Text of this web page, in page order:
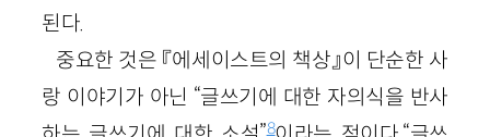
된다.
중요한 것은 『에세이스트의 책상』이 단순한 사
랑 이야기가 아닌 “글쓰기에 대한 자의식을 반사
8